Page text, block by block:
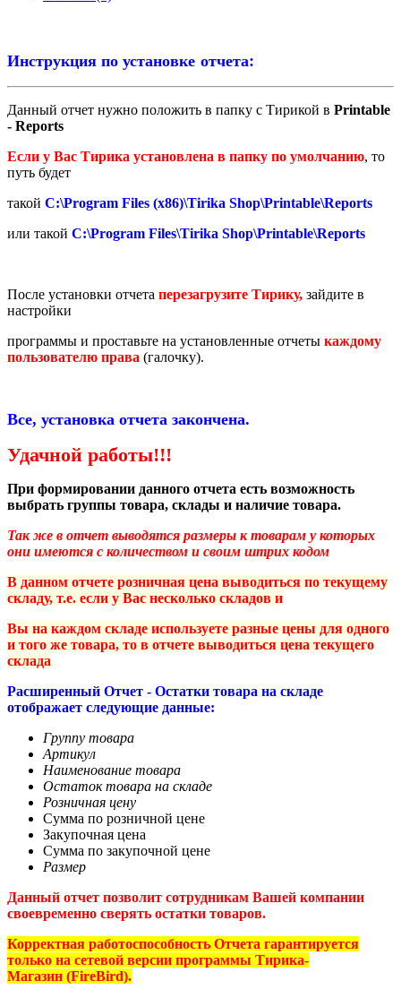
Инструкция по установке отчета:
Данный отчет нужно положить в папку с Тирикой в Printable
- Reports
Если у Вас Тирика установлена в папку по умолчанию, то
путь будет
такой C:\Program Files (x86)\Tirika Shop\Printable\Reports
или такой C:\Program Files\Tirika Shop\Printable\Reports
После установки отчета перезагрузите Тирику, зайдите в
настройки
программы и проставьте на установленные отчеты каждому
пользователю права (галочку).
Все, установка отчета закончена.
Удачной работы!!!
При формировании данного отчета есть возможность
выбрать группы товара, склады и наличие товара.
Так же в отчет выводятся размеры к товарам у которых
они имеются с количеством и своим штрих кодом
В данном отчете розничная цена выводиться по текущему
складу, т.е. если у Вас несколько складов и
Вы на каждом складе используете разные цены для одного
и того же товара, то в отчете выводиться цена текущего
склада
Расширенный Отчет - Остатки товара на складе
отображает следующие данные:
Группу товара
Артикул
Наименование товара
Остаток товара на складе
Розничная цену
Сумма по розничной цене
Закупочная цена
Сумма по закупочной цене
Размер
Данный отчет позволит сотрудникам Вашей компании
своевременно сверять остатки товаров.
Корректная работоспособность Отчета гарантируется
только на сетевой версии программы Тирика-
Магазин (FireBird).